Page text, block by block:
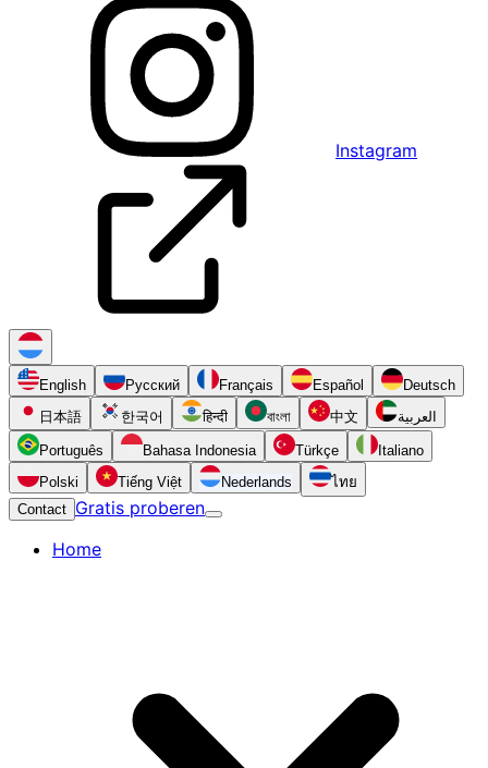
Instagram
English Русский Français Español
Deutsch
日本語
한국어 हिन्दी বাংলা 中文 العربية
Português Bahasa Indonesia Türkçe
Italiano
Polski
Tiếng Việt Nederlands
ไทย
Contact Gratis proberen
Home